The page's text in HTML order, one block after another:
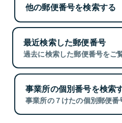
他の郵便番号を検索する
最近検索した郵便番号
過去に検索した郵便番号をご
事業所の個別番号を検索
事業所の７けたの個別郵便番